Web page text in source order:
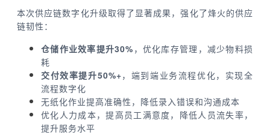
本次供应链数字化升级取得了显著成果，强化了烽火的供应
链韧性：
仓储作业效率提升30% ，优化库存管理，减少物料损
耗
交付效率提升50%+，端到端业务流程优化，实现全
流程数字化
无纸化作业提高准确性，降低录入错误和沟通成本
优化人力成本，提高员工满意度，降低人员流失率，
提升服务水平